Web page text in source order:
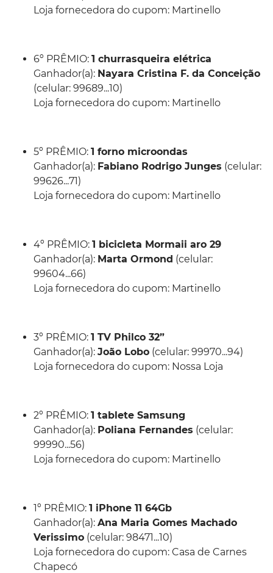
Loja fornecedora do cupom: Martinello
6º PRÊMIO: 1 churrasqueira elétrica
Ganhador(a): Nayara Cristina F. da Conceição
(celular: 99689...10)
Loja fornecedora do cupom: Martinello
5º PRÊMIO: 1 forno microondas
Ganhador(a): Fabiano Rodrigo Junges (celular:
99626...71)
Loja fornecedora do cupom: Martinello
4º PRÊMIO: 1 bicicleta Mormaii aro 29
Ganhador(a): Marta Ormond (celular:
99604...66)
Loja fornecedora do cupom: Martinello
3º PRÊMIO: 1 TV Philco 32”
Ganhador(a): João Lobo (celular: 99970...94)
Loja fornecedora do cupom: Nossa Loja
2º PRÊMIO: 1 tablete Samsung
Ganhador(a): Poliana Fernandes (celular:
99990...56)
Loja fornecedora do cupom: Martinello
1º PRÊMIO: 1 iPhone 11 64Gb
Ganhador(a): Ana Maria Gomes Machado
Verissimo (celular: 98471...10)
Loja fornecedora do cupom: Casa de Carnes
Chapecó